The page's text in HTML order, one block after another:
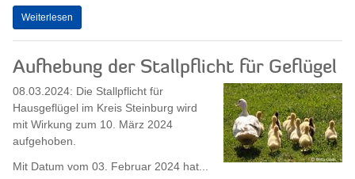
Weiterlesen
Aufhebung der Stallpflicht für Geflügel
08.03.2024: Die Stallpflicht für
Hausgeflügel im Kreis Steinburg wird
mit Wirkung zum 10. März 2024
aufgehoben.
Mit Datum vom 03. Februar 2024 hat...